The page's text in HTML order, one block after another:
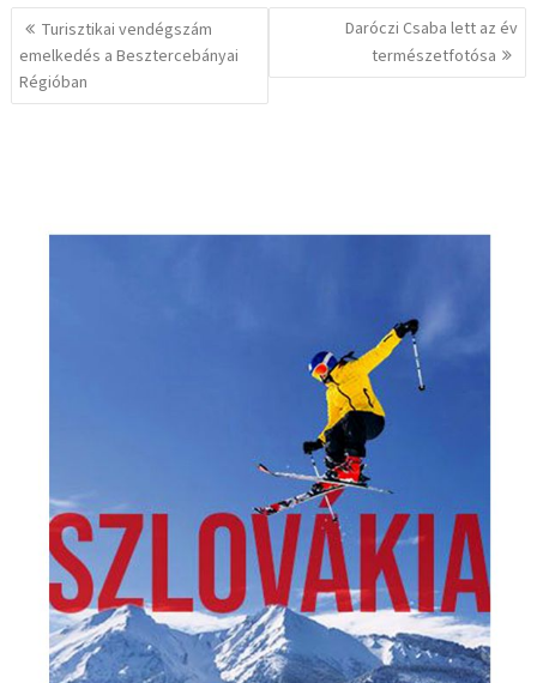
Bejegyzés
navigáció
Turisztikai vendégszám
emelkedés a Besztercebányai
Régióban
Daróczi Csaba lett az év
természetfotósa